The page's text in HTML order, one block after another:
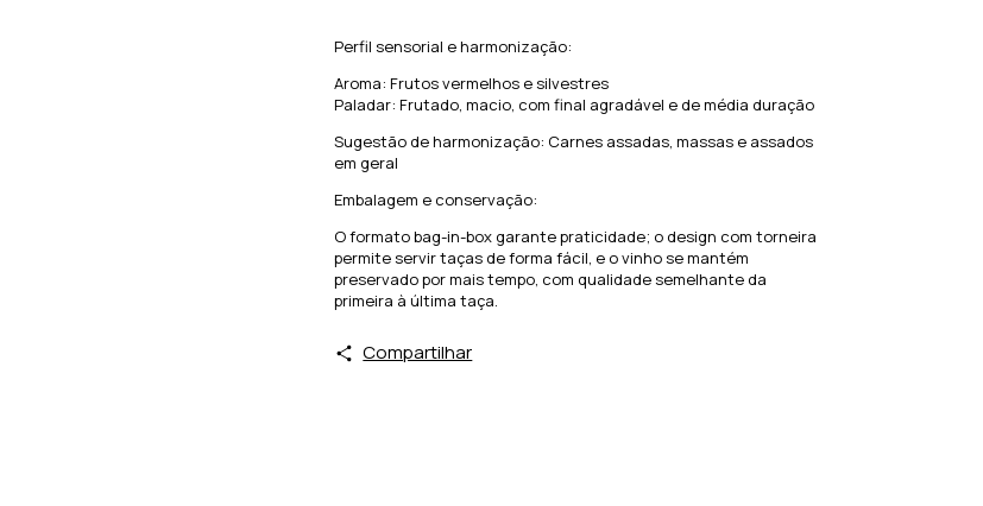
Perfil sensorial e harmonização:
Aroma: Frutos vermelhos e silvestres
Paladar: Frutado, macio, com final agradável e de média duração
Sugestão de harmonização: Carnes assadas, massas e assados
em geral
Embalagem e conservação:
O formato bag-in-box garante praticidade; o design com torneira
permite servir taças de forma fácil, e o vinho se mantém
preservado por mais tempo, com qualidade semelhante da
primeira à última taça.
Compartilhar